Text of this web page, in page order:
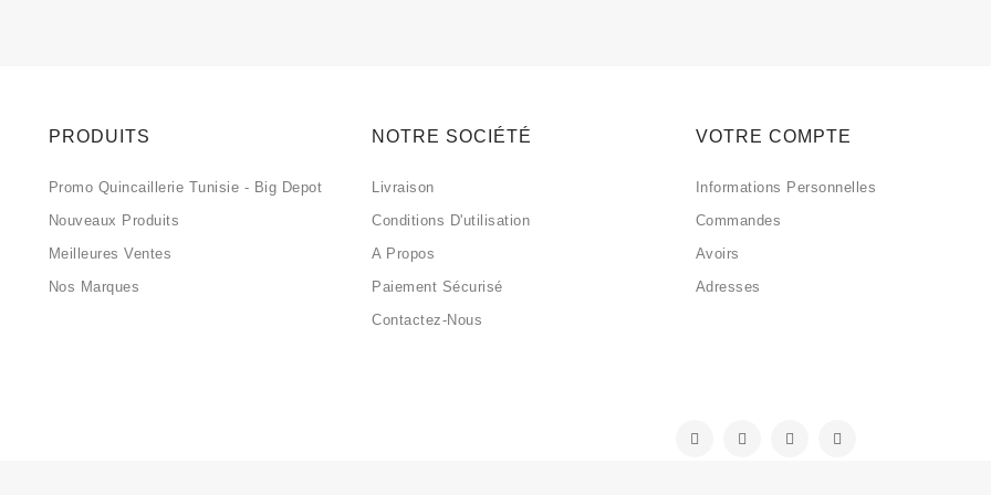
PRODUITS
Promo Quincaillerie Tunisie - Big Depot
Nouveaux Produits
Meilleures Ventes
Nos Marques
NOTRE SOCIÉTÉ
Livraison
Conditions D'utilisation
A Propos
Paiement Sécurisé
Contactez-Nous
VOTRE COMPTE
Informations Personnelles
Commandes
Avoirs
Adresses